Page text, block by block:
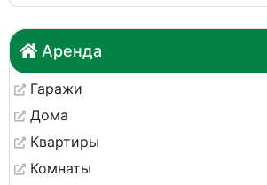
Аренда
Гаражи
Дома
Квартиры
Комнаты